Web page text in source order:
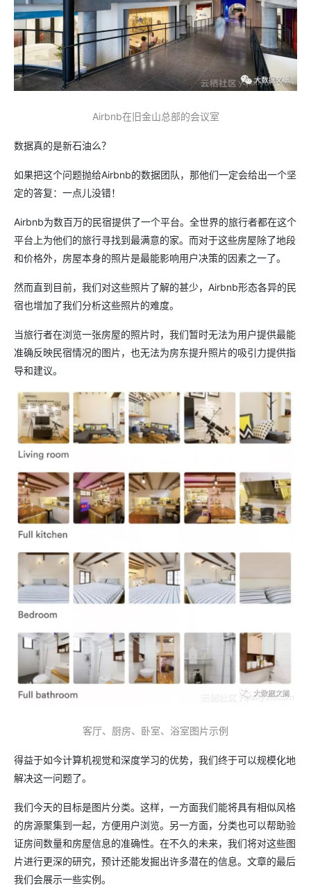
Airbnb在旧金山总部的会议室
数据真的是新石油么？
如果把这个问题抛给Airbnb的数据团队，那他们一定会给出一个坚
定的答复：一点儿没错！
Airbnb为数百万的民宿提供了一个平台。全世界的旅行者都在这个
平台上为他们的旅行寻找到最满意的家。而对于这些房屋除了地段
和价格外，房屋本身的照片是最能影响用户决策的因素之一了。
然而直到目前，我们对这些照片了解的甚少，Airbnb形态各异的民
宿也增加了我们分析这些照片的难度。
当旅行者在浏览一张房屋的照片时，我们暂时无法为用户提供最能
准确反映民宿情况的图片，也无法为房东提升照片的吸引力提供指
导和建议。
客厅、厨房、卧室、浴室图片示例
得益于如今计算机视觉和深度学习的优势，我们终于可以规模化地
解决这一问题了。
我们今天的目标是图片分类。这样，一方面我们能将具有相似风格
的房源聚集到一起，方便用户浏览。另一方面，分类也可以帮助验
证房间数量和房屋信息的准确性。在不久的未来，我们将对这些图
片进行更深的研究，预计还能发掘出许多潜在的信息。文章的最后
我们会展示一些实例。